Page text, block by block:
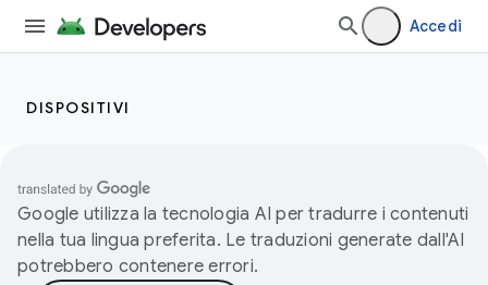
Accedi
DISPOSITIVI
Google utilizza la tecnologia AI per tradurre i contenuti
nella tua lingua preferita. Le traduzioni generate dall'AI
potrebbero contenere errori.